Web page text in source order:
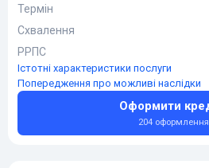
Термін
Схвалення
РРПС
Істотні характеристики послуги
Попередження про можливі наслідки
Оформити
204 оформлення